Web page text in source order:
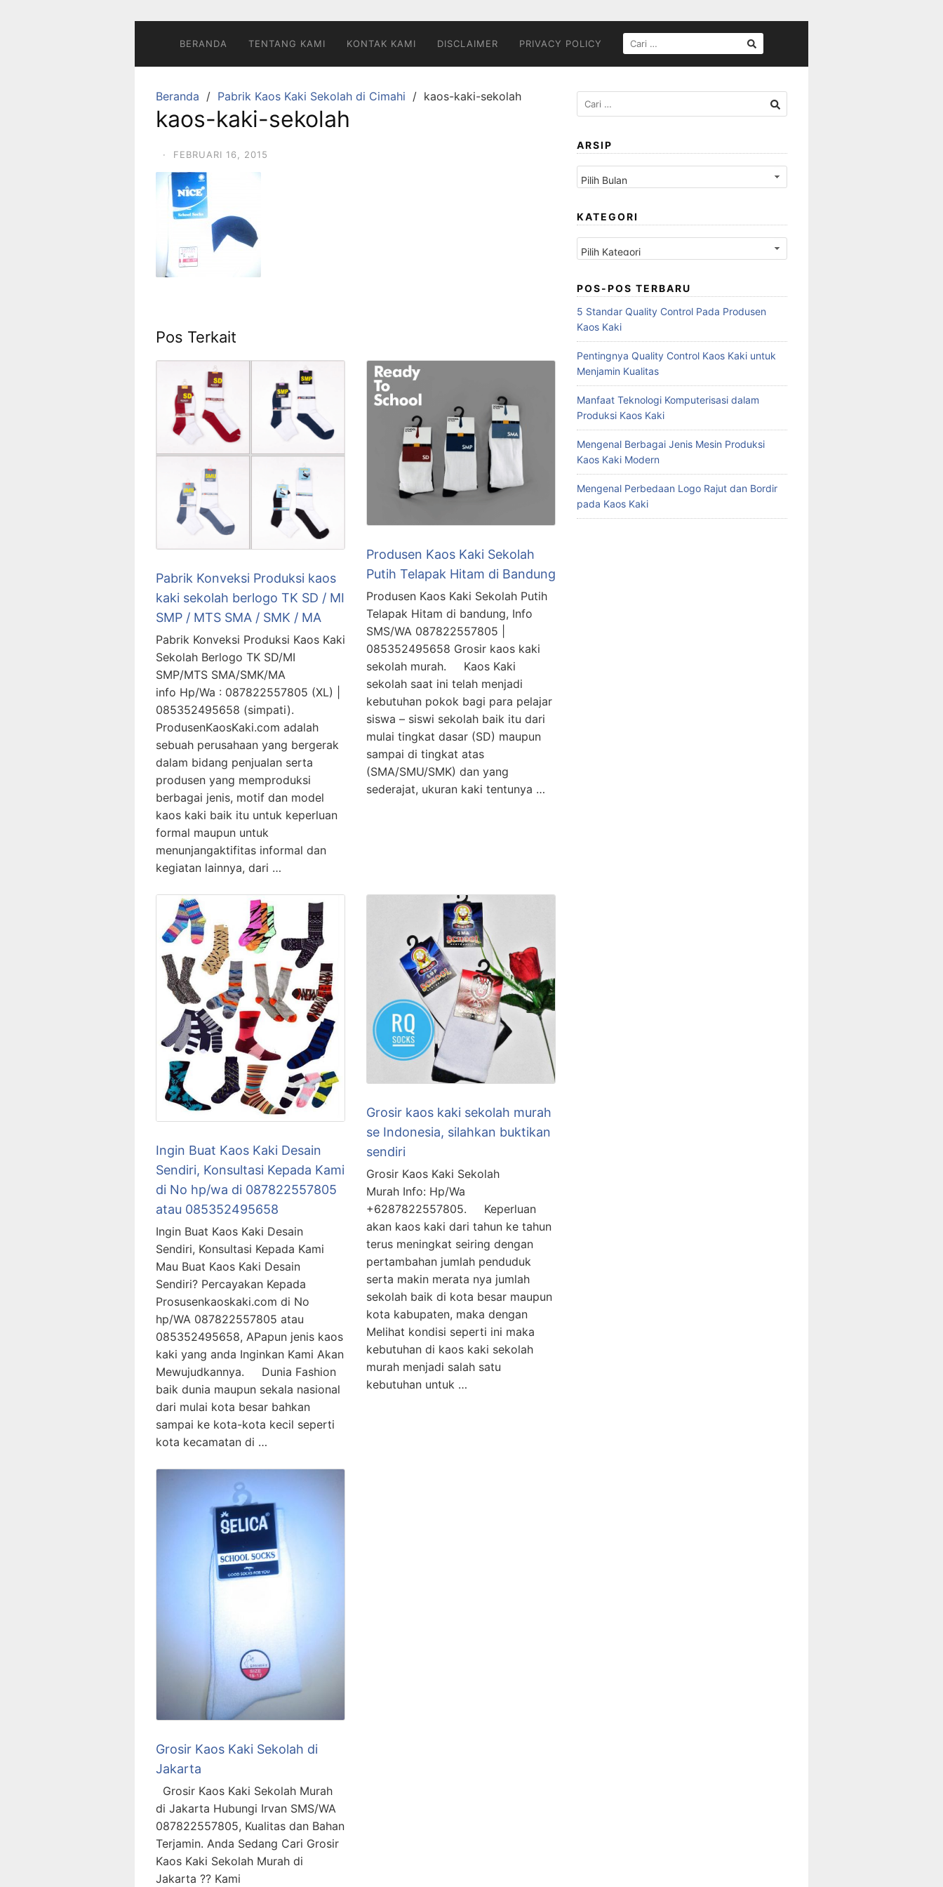
BERANDA TENTANG KAMI KONTAK KAMI DISCLAIMER PRIVACY POLICY
UNTUK:
Beranda Pabrik Kaos Kaki Sekolah di Cimahi kaos-kaki-sekolah
kaos-kaki-sekolah
· FEBRUARI 16, 2015
Pos Terkait
Pabrik Konveksi Produksi kaos
kaki sekolah berlogo TK SD / MI
SMP / MTS SMA / SMK / MA
Pabrik Konveksi Produksi Kaos Kaki
Sekolah Berlogo TK SD/MI
SMP/MTS SMA/SMK/MA
info Hp/Wa : 087822557805 (XL) |
085352495658 (simpati).
ProdusenKaosKaki.com adalah
sebuah perusahaan yang bergerak
dalam bidang penjualan serta
produsen yang memproduksi
berbagai jenis, motif dan model
kaos kaki baik itu untuk keperluan
formal maupun untuk
menunjangaktifitas informal dan
kegiatan lainnya, dari …
Produsen Kaos Kaki Sekolah
Putih Telapak Hitam di Bandung
Produsen Kaos Kaki Sekolah Putih
Telapak Hitam di bandung, Info
SMS/WA 087822557805 |
085352495658 Grosir kaos kaki
sekolah murah. Kaos Kaki
sekolah saat ini telah menjadi
kebutuhan pokok bagi para pelajar
siswa – siswi sekolah baik itu dari
mulai tingkat dasar (SD) maupun
sampai di tingkat atas
(SMA/SMU/SMK) dan yang
sederajat, ukuran kaki tentunya …
Ingin Buat Kaos Kaki Desain
Sendiri, Konsultasi Kepada Kami
di No hp/wa di 087822557805
atau 085352495658
Ingin Buat Kaos Kaki Desain
Sendiri, Konsultasi Kepada Kami
Mau Buat Kaos Kaki Desain
Sendiri? Percayakan Kepada
Prosusenkaoskaki.com di No
hp/WA 087822557805 atau
085352495658, APapun jenis kaos
kaki yang anda Inginkan Kami Akan
Mewujudkannya. Dunia Fashion
baik dunia maupun sekala nasional
dari mulai kota besar bahkan
sampai ke kota-kota kecil seperti
kota kecamatan di …
Grosir kaos kaki sekolah murah
se Indonesia, silahkan buktikan
sendiri
Grosir Kaos Kaki Sekolah
Murah Info: Hp/Wa
+6287822557805. Keperluan
akan kaos kaki dari tahun ke tahun
terus meningkat seiring dengan
pertambahan jumlah penduduk
serta makin merata nya jumlah
sekolah baik di kota besar maupun
kota kabupaten, maka dengan
Melihat kondisi seperti ini maka
kebutuhan di kaos kaki sekolah
murah menjadi salah satu
kebutuhan untuk …
Grosir Kaos Kaki Sekolah di
Jakarta
Grosir Kaos Kaki Sekolah Murah
di Jakarta Hubungi Irvan SMS/WA
087822557805, Kualitas dan Bahan
Terjamin. Anda Sedang Cari Grosir
Kaos Kaki Sekolah Murah di
Jakarta ?? Kami
Cari
untuk:
ARSIP
Arsip
KATEGORI
Kategori
POS-POS TERBARU
5 Standar Quality Control Pada Produsen
Kaos Kaki
Pentingnya Quality Control Kaos Kaki untuk
Menjamin Kualitas
Manfaat Teknologi Komputerisasi dalam
Produksi Kaos Kaki
Mengenal Berbagai Jenis Mesin Produksi
Kaos Kaki Modern
Mengenal Perbedaan Logo Rajut dan Bordir
pada Kaos Kaki